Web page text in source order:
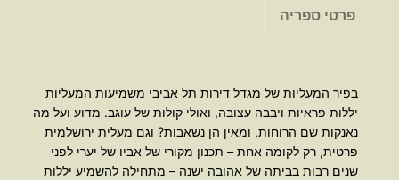
פרטי ספריה
בפיר המעליות של מגדל דירות תל אביבי משמיעות המעליות
יללות פראיות ויבבה עצובה, ואולי קולות של עוגב. מדוע ועל מה
נאנקות שם הרוחות, ומאין הן נשאבות? וגם מעלית ירושלמית
פרטית, רק לקומה אחת – תכנון מקורי של אביו של יערי לפני
שנים רבות בביתה של אהובה ישנה – מתחילה להשמיע יללות